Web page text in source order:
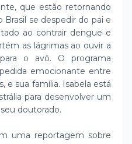
que estão retornando
Brasil se despedir do pai e
ao contrair dengue e
as lágrimas ao ouvir a
o avô. O programa
emocionante entre
e sua família. Isabela está
para desenvolver um
doutorado.
uma reportagem sobre